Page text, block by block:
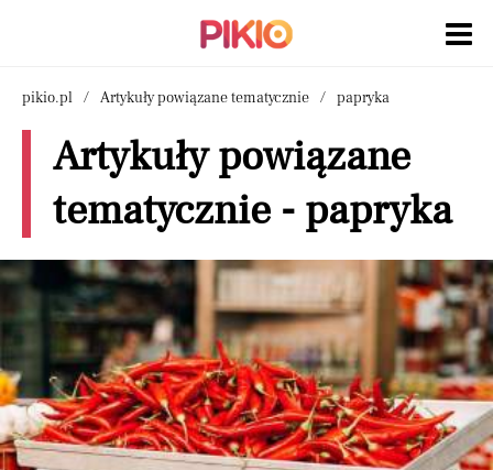
pikio.pl Artykuły powiązane tematycznie papryka
Artykuły powiązane
tematycznie - papryka